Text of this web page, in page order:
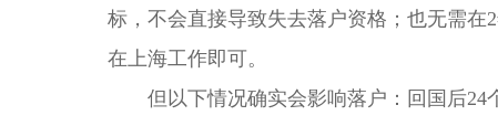
标，不会直接导致失去落户资格；也无需
在上海工作即可。
但以下情况确实会影响落户：回国后24